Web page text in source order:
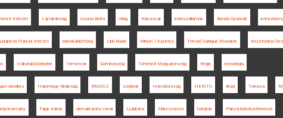
Intézet Lajtabánság Uzonyi Anita Világ Kolozsvár kérészállamok Benda Gyula-díj
Francia Intézet békeküldöttség Libri Kiadó Wilson 14 pontja Tomáš Garrigue Masaryk Kosztolányi
Háborúból békébe Temesvár Gombaszög Történeti Magyarország Regio kronológia
dwellers Háromegy Királyság RMDSZ szobrok Horvátország HERITO Arad Tornova
kormány Papp Károly demarkációs vonal Ljubljana Mikeszásza határok Párizsi békekonferencia